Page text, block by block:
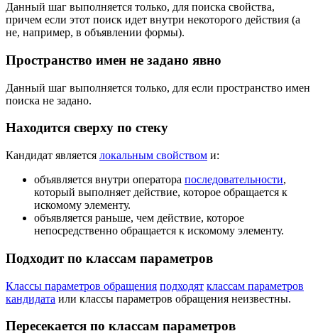
Данный шаг выполняется только, для поиска свойства,
причем если этот поиск идет внутри некоторого действия (а
не, например, в объявлении формы).
Пространство имен не задано явно
Данный шаг выполняется только, для если пространство имен
поиска не задано.
Находится сверху по стеку
Кандидат является локальным свойством и:
объявляется внутри оператора последовательности,
который выполняет действие, которое обращается к
искомому элементу.
объявляется раньше, чем действие, которое
непосредственно обращается к искомому элементу.
Подходит по классам параметров
Классы параметров обращения подходят классам параметров
кандидата или классы параметров обращения неизвестны.
Пересекается по классам параметров